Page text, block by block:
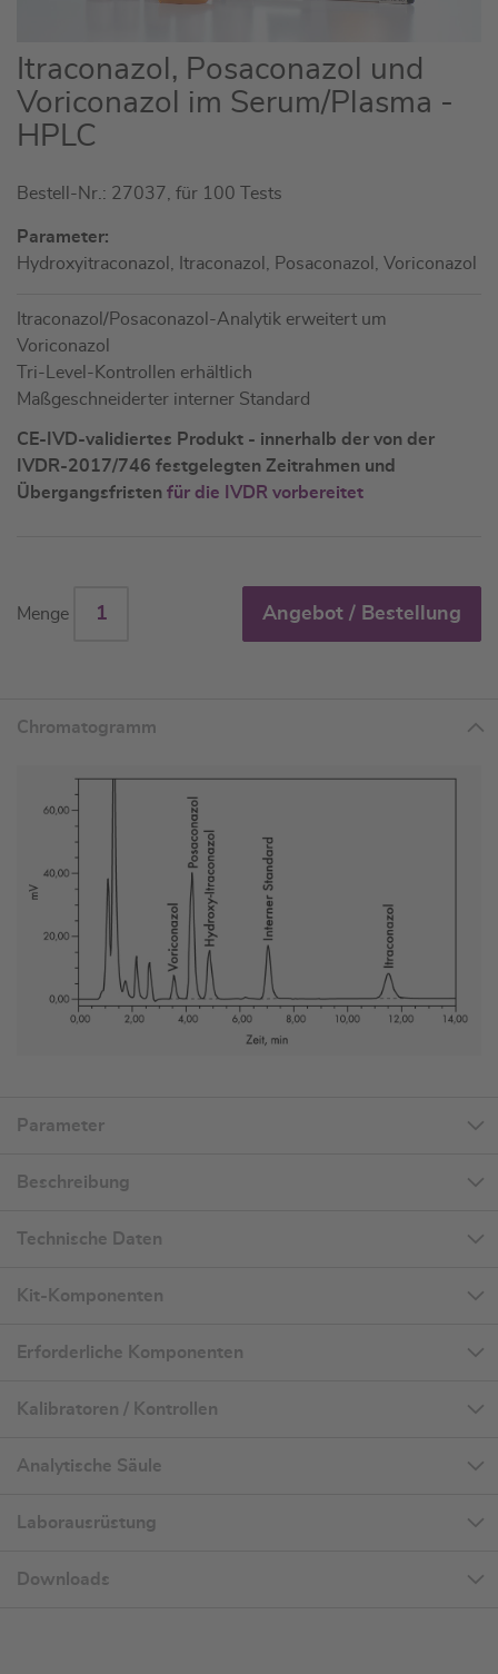
Zum
Anfang
der
Bildgalerie
Itraconazol, Posaconazol und
Voriconazol im Serum/Plasma -
HPLC
Bestell-Nr.: 27037, für 100 Tests
Parameter:
Hydroxyitraconazol, Itraconazol, Posaconazol, Voriconazol
Itraconazol/Posaconazol-Analytik erweitert um
Voriconazol
Tri-Level-Kontrollen erhältlich
Maßgeschneiderter interner Standard
CE-IVD-validiertes Produkt - innerhalb der von der
IVDR-2017/746 festgelegten Zeitrahmen und
Übergangsfristen für die IVDR vorbereitet
Menge Angebot / Bestellung
Chromatogramm
Parameter
Beschreibung
Technische Daten
Kit-Komponenten
Erforderliche Komponenten
Kalibratoren / Kontrollen
Analytische Säule
Laborausrüstung
Downloads